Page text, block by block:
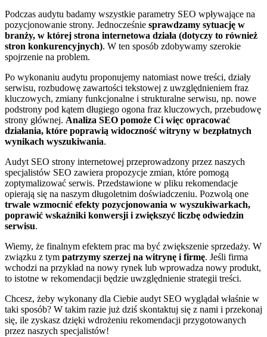
Podczas audytu badamy wszystkie parametry SEO wpływające na
pozycjonowanie strony. Jednocześnie sprawdzamy sytuację w
branży, w której strona internetowa działa (dotyczy to również
stron konkurencyjnych). W ten sposób zdobywamy szerokie
spojrzenie na problem.
Po wykonaniu audytu proponujemy natomiast nowe treści, działy
serwisu, rozbudowę zawartości tekstowej z uwzględnieniem fraz
kluczowych, zmiany funkcjonalne i strukturalne serwisu, np. nowe
podstrony pod kątem długiego ogona fraz kluczowych, przebudowę
strony głównej. Analiza SEO pomoże Ci więc opracować
działania, które poprawią widoczność witryny w bezpłatnych
wynikach wyszukiwania.
Audyt SEO strony internetowej przeprowadzony przez naszych
specjalistów SEO zawiera propozycje zmian, które pomogą
zoptymalizować serwis. Przedstawione w pliku rekomendacje
opierają się na naszym długoletnim doświadczeniu. Pozwolą one
trwale wzmocnić efekty pozycjonowania w wyszukiwarkach,
poprawić wskaźniki konwersji i zwiększyć liczbę odwiedzin
serwisu.
Wiemy, że finalnym efektem prac ma być zwiększenie sprzedaży. W
związku z tym patrzymy szerzej na witrynę i firmę. Jeśli firma
wchodzi na przykład na nowy rynek lub wprowadza nowy produkt,
to istotne w rekomendacji będzie uwzględnienie strategii treści.
Chcesz, żeby wykonany dla Ciebie audyt SEO wyglądał właśnie w
taki sposób? W takim razie już dziś skontaktuj się z nami i przekonaj
się, ile zyskasz dzięki wdrożeniu rekomendacji przygotowanych
przez naszych specjalistów!